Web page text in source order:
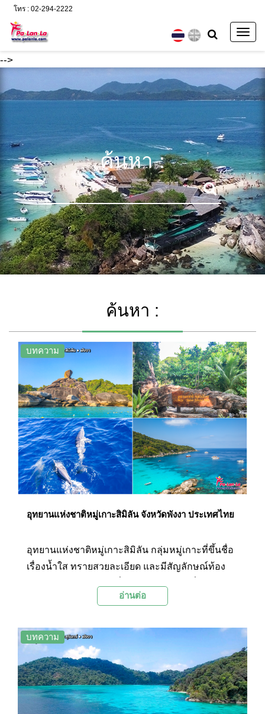
-->
โทร : 02-294-2222
ค้นหา :
ค้นหา :
บทความ
อุทยานแห่งชาติหมู่เกาะสิมิลัน จังหวัดพังงา ประเทศไทย
อุทยานแห่งชาติหมู่เกาะสิมิลัน กลุ่มหมู่เกาะที่ขึ้นชื่อ
เรื่องน้ำใส ทรายสวยละเอียด และมีสัญลักษณ์ท้อง
การยกย่องจากนิตยสารสกินไดวิ่งของอเมริกาว่า เป็น
อันดับความงามเป็น 1 ใน 10 ของโลก อีกหนึ่งจุด
หมายปลายทางในฝันของผู้ที่ชื่นชอบความงามแห่ง
ท้องทะเล
อ่านต่อ
บทความ